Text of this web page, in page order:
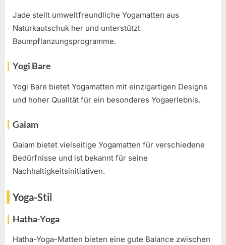
Jade stellt umweltfreundliche Yogamatten aus
Naturkautschuk her und unterstützt
Baumpflanzungsprogramme.
Yogi Bare
Yogi Bare bietet Yogamatten mit einzigartigen Designs
und hoher Qualität für ein besonderes Yogaerlebnis.
Gaiam
Gaiam bietet vielseitige Yogamatten für verschiedene
Bedürfnisse und ist bekannt für seine
Nachhaltigkeitsinitiativen.
Yoga-Stil
Hatha-Yoga
Hatha-Yoga-Matten bieten eine gute Balance zwischen